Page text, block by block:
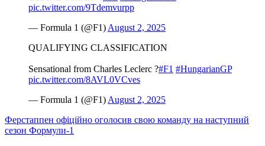
pic.twitter.com/9Tdemvurpp
— Formula 1 (@F1)August 2, 2025
QUALIFYING CLASSIFICATION
Sensational from Charles Leclerc ?#F1 #HungarianGP
pic.twitter.com/8AVL0VCves
— Formula 1 (@F1)August 2, 2025
Ферстаппен офіційно оголосив свою команду на наступний
сезон Формули-1